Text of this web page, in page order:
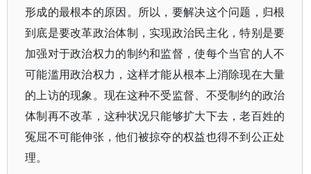
形成的最根本的原因。所以，要解决这个问题，归根
到底是要改革政治体制，实现政治民主化，特别是要
加强对于政治权力的制约和监督，使每个当官的人不
可能滥用政治权力，这样才能从根本上消除现在大量
的上访的现象。现在这种不受监督、不受制约的政治
体制再不改革，这种状况只能够扩大下去，老百姓的
冤屈不可能伸张，他们被掠夺的权益也得不到公正处
理。